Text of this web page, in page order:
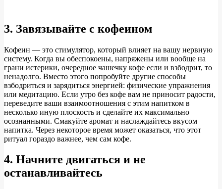
3. Завязывайте с кофеином
Кофеин — это стимулятор, который влияет на вашу нервную
систему. Когда вы обеспокоены, напряжены или вообще на
грани истерики, очередное чашечку кофе если и взбодрит, то
ненадолго. Вместо этого попробуйте другие способы
взбодриться и зарядиться энергией: физические упражнения
или медитацию. Если утро без кофе вам не приносит радости,
переведите ваши взаимоотношения с этим напитком в
несколько иную плоскость и сделайте их максимально
осознанными. Смакуйте аромат и наслаждайтесь вкусом
напитка. Через некоторое время может оказаться, что этот
ритуал гораздо важнее, чем сам кофе.
4. Начните двигаться и не
останавливайтесь